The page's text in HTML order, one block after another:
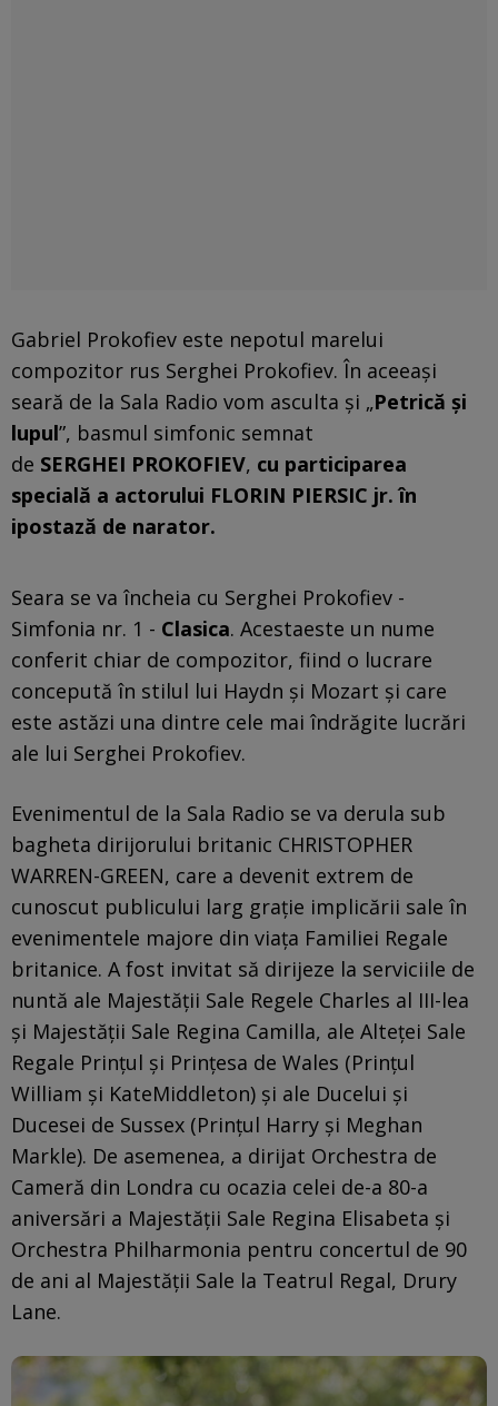
Gabriel Prokofiev este nepotul marelui
compozitor rus Serghei Prokofiev. În aceeași
seară de la Sala Radio vom asculta și „Petrică şi
lupul”, basmul simfonic semnat
de SERGHEI PROKOFIEV, cu participarea
specială a actorului FLORIN PIERSIC jr. în
ipostază de narator.
Seara se va încheia cu Serghei Prokofiev -
Simfonia nr. 1 - Clasica. Acestaeste un nume
conferit chiar de compozitor, fiind o lucrare
concepută în stilul lui Haydn și Mozart și care
este astăzi una dintre cele mai îndrăgite lucrări
ale lui Serghei Prokofiev.
Evenimentul de la Sala Radio se va derula sub
bagheta dirijorului britanic CHRISTOPHER
WARREN-GREEN, care a devenit extrem de
cunoscut publicului larg grație implicării sale în
evenimentele majore din viața Familiei Regale
britanice. A fost invitat să dirijeze la serviciile de
nuntă ale Majestății Sale Regele Charles al III-lea
și Majestății Sale Regina Camilla, ale Alteței Sale
Regale Prințul și Prințesa de Wales (Prințul
William și KateMiddleton) și ale Ducelui și
Ducesei de Sussex (Prințul Harry și Meghan
Markle). De asemenea, a dirijat Orchestra de
Cameră din Londra cu ocazia celei de-a 80-a
aniversări a Majestății Sale Regina Elisabeta și
Orchestra Philharmonia pentru concertul de 90
de ani al Majestății Sale la Teatrul Regal, Drury
Lane.